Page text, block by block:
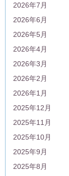
2026年7月
2026年6月
2026年5月
2026年4月
2026年3月
2026年2月
2026年1月
2025年12月
2025年11月
2025年10月
2025年9月
2025年8月